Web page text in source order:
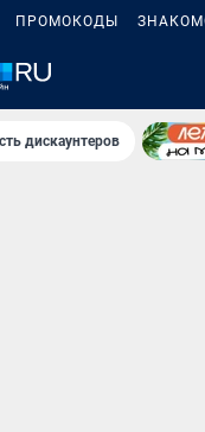
ПРОМОКОДЫ
дискаунтеров